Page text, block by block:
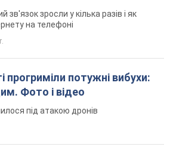
зв'язок зросли у кілька разів і як
на телефоні
прогриміли потужні вибухи:
Фото і відео
під атакою дронів